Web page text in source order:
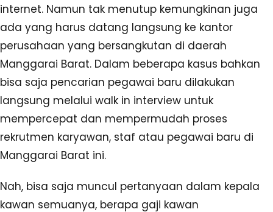
internet. Namun tak menutup kemungkinan juga
ada yang harus datang langsung ke kantor
perusahaan yang bersangkutan di daerah
Manggarai Barat. Dalam beberapa kasus bahkan
bisa saja pencarian pegawai baru dilakukan
langsung melalui walk in interview untuk
mempercepat dan mempermudah proses
rekrutmen karyawan, staf atau pegawai baru di
Manggarai Barat ini.
Nah, bisa saja muncul pertanyaan dalam kepala
kawan semuanya, berapa gaji kawan